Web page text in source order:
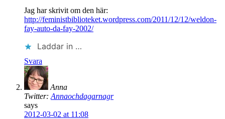
Jag har skrivit om den här:
http://feministbiblioteket.wordpress.com/2011/12/12/weldon-
fay-auto-da-fay-2002/
Laddar in …
Svara
Anna
Twitter: Annaochdagarnagr
says
2012-03-02 at 11:08